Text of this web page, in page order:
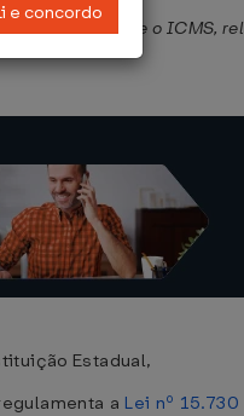
, que dispõe sobre o ICMS,
Estadual,
a Lei nº
e concordo